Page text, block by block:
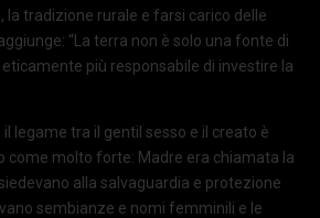
la tradizione rurale e farsi carico delle
“La terra non è solo una fonte di
più responsabile di investire la
il legame tra il gentil sesso e il creato è
come molto forte: Madre era chiamata la
alla salvaguardia e protezione
sembianze e nomi femminili e le